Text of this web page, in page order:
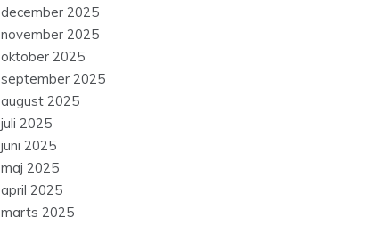
december 2025
november 2025
oktober 2025
september 2025
august 2025
juli 2025
juni 2025
maj 2025
april 2025
marts 2025